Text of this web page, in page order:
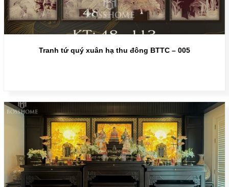
Tranh tứ quý xuân hạ thu đông BTTC – 005